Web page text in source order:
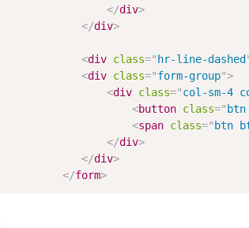
</div>
</div>
<div class="hr-line-dashed
<div class="form-group">
<div class="col-sm-4
<button class="btn
<span class="btn
</div>
</div>
</form>